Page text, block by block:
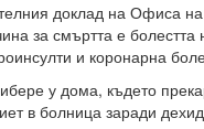
доклад на Офиса
за смъртта е
и коронарна
у дома, където
в болница заради